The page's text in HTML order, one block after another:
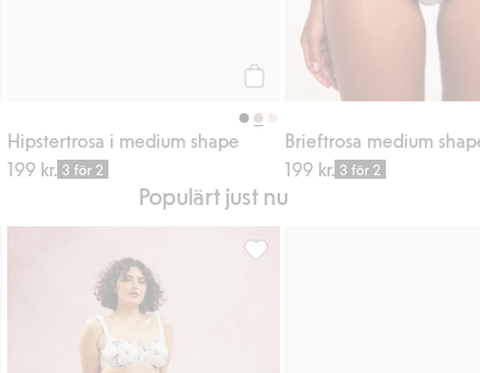
Hipstertrosa i medium shape
199 kr. 3 för 2
Brieftrosa medium
199 kr. 3 för 2
Populärt just nu
Lägg till i favoriter